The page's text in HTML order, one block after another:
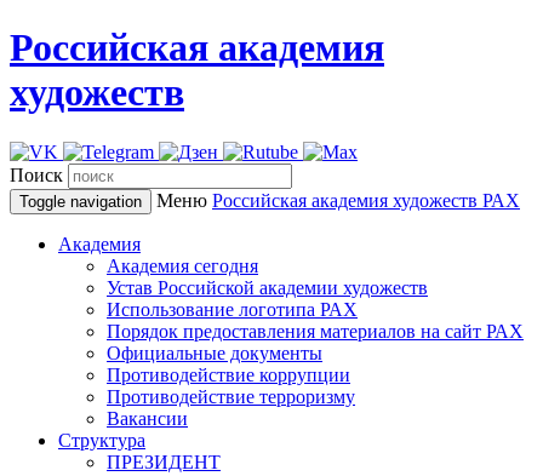
Российская академия
художеств
Поиск
Toggle navigation Меню Российская академия художеств РАХ
Академия
Академия сегодня
Устав Российской академии художеств
Использование логотипа РАХ
Порядок предоставления материалов на сайт РАХ
Официальные документы
Противодействие коррупции
Противодействие терроризму
Вакансии
Структура
ПРЕЗИДЕНТ